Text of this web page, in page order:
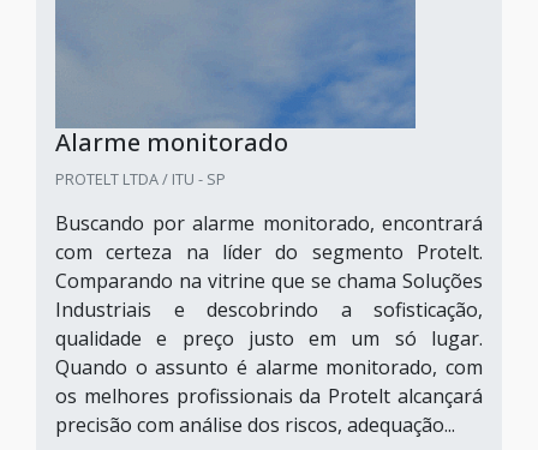
Alarme monitorado
PROTELT LTDA / ITU - SP
Buscando por alarme monitorado, encontrará
com certeza na líder do segmento Protelt.
Comparando na vitrine que se chama Soluções
Industriais e descobrindo a sofisticação,
qualidade e preço justo em um só lugar.
Quando o assunto é alarme monitorado, com
os melhores profissionais da Protelt alcançará
precisão com análise dos riscos, adequação...